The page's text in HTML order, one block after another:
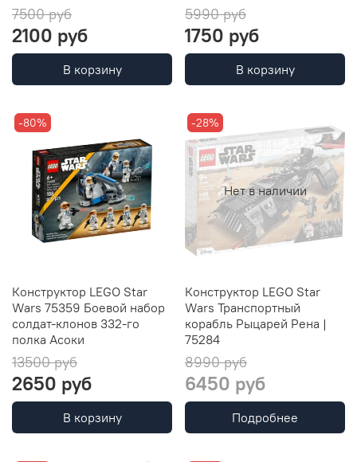
7500 руб
2100 руб
В корзину
5990 руб
1750 руб
В корзину
-80%
Конструктор LEGO Star
Wars 75359 Боевой набор
солдат-клонов 332-го
полка Асоки
13500 руб
2650 руб
В корзину
Нет в наличии
-28%
Конструктор LEGO Star
Wars Транспортный
корабль Рыцарей Рена |
75284
8990 руб
6450 руб
Подробнее